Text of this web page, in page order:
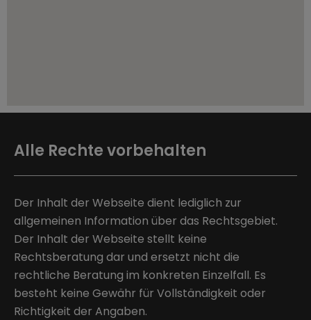
Alle Rechte vorbehalten
Der Inhalt der Webseite dient lediglich zur
allgemeinen Information über das Rechtsgebiet.
Der Inhalt der Webseite stellt keine
Rechtsberatung dar und ersetzt nicht die
rechtliche Beratung im konkreten Einzelfall. Es
besteht keine Gewähr für Vollständigkeit oder
Richtigkeit der Angaben.